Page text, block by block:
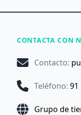
CONTACTA CON
Contacto:
Teléfono: 91
Grupo de